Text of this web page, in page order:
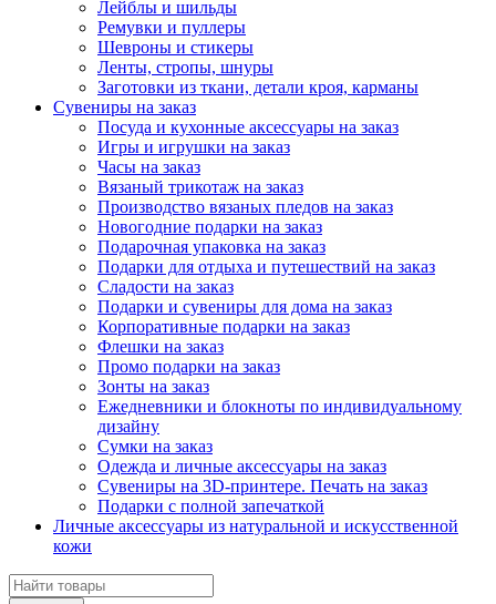
Лейблы и шильды
Ремувки и пуллеры
Шевроны и стикеры
Ленты, стропы, шнуры
Заготовки из ткани, детали кроя, карманы
Сувениры на заказ
Посуда и кухонные аксессуары на заказ
Игры и игрушки на заказ
Часы на заказ
Вязаный трикотаж на заказ
Производство вязаных пледов на заказ
Новогодние подарки на заказ
Подарочная упаковка на заказ
Подарки для отдыха и путешествий на заказ
Сладости на заказ
Подарки и сувениры для дома на заказ
Корпоративные подарки на заказ
Флешки на заказ
Промо подарки на заказ
Зонты на заказ
Ежедневники и блокноты по индивидуальному
дизайну
Сумки на заказ
Одежда и личные аксессуары на заказ
Сувениры на 3D-принтере. Печать на заказ
Подарки с полной запечаткой
Личные аксессуары из натуральной и искусственной
кожи